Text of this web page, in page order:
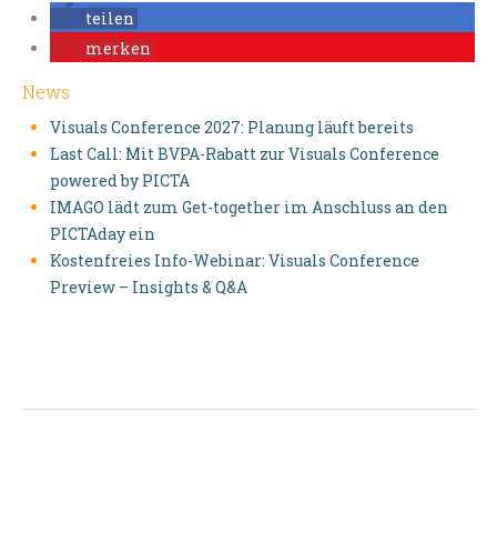
teilen
merken
News
Visuals Conference 2027: Planung läuft bereits
Last Call: Mit BVPA-Rabatt zur Visuals Conference
powered by PICTA
IMAGO lädt zum Get-together im Anschluss an den
PICTAday ein
Kostenfreies Info-Webinar: Visuals Conference
Preview – Insights & Q&A